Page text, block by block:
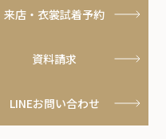
来店・衣裳試着予約
資料請求
LINEお問い合わせ